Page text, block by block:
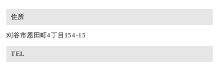
住所
刈谷市恩田町4丁目154-15
TEL